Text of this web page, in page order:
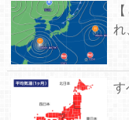
す